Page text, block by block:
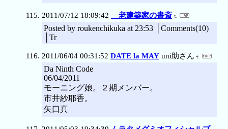
2011/07/12 18:09:42 老建築家の書斎
Posted by roukenchikuka at 23:53 │Comments(10)
│Tr
2011/06/04 00:31:52 DATE la MAY uni助さん
Da Ninth Code
06/04/2011
モーニング娘。２期メンバー。
市井紗耶香。
矢口真